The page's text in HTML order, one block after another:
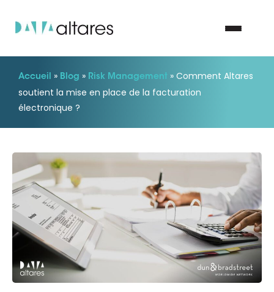
Nous contacter
Nos solutions
Nos data
Notre groupe
Nos partenaires
Accueil » Blog » Risk Management » Comment Altares
soutient la mise en place de la facturation
électronique ?